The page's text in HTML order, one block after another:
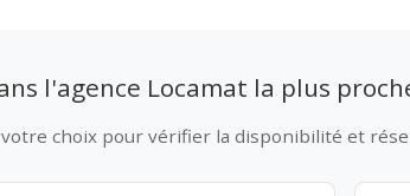
l'agence Locamat la plus
choix pour vérifier la disponibilité et